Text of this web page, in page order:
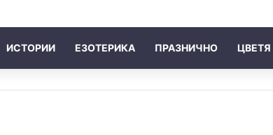
ИСТОРИИ ЕЗОТЕРИКА ПРАЗНИЧНО ЦВЕТЯ